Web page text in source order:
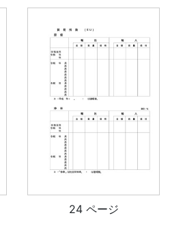
24 ページ